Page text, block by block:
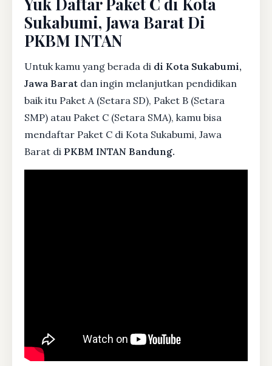
Sukabumi, Jawa Barat Di
PKBM INTAN
Untuk kamu yang berada di di Kota Sukabumi,
Jawa Barat dan ingin melanjutkan pendidikan
baik itu Paket A (Setara SD), Paket B (Setara
SMP) atau Paket C (Setara SMA), kamu bisa
mendaftar Paket C di Kota Sukabumi, Jawa
Barat di PKBM INTAN Bandung.